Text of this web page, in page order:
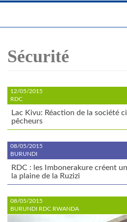
Sécurité
12/05/2015
RDC
Lac Kivu: Réaction de la société
pêcheurs
08/05/2015
BURUNDI
RDC : les Imbonerakure créent
la plaine de la Ruzizi
08/05/2015
BURUNDI RDC RWANDA